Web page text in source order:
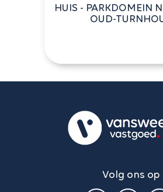
HUIS - PARKDOMEIN
OUD-
Volg ons op